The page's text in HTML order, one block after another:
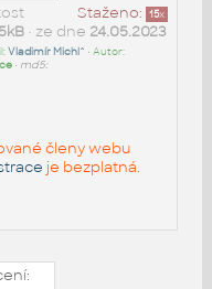
Staženo: 15x
• ze dne 24.05.2023
Vladimír Michl^ • Autor:
• md5:
členy webu
je bezplatná.